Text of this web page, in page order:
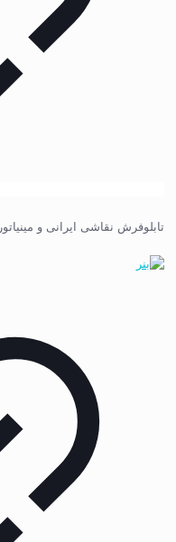
تابلوفرش نقاشی ایرانی و مینیاتور